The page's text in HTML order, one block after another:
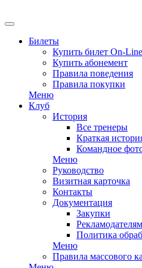
Билеты
Купить билет On-Line
Купить абонемент
Правила поведения
Правила покупки
Меню
Клуб
История
Все тренеры
Краткая
Командное
Меню
Руководство
Визитная карточка
Контакты
Документация
Закупки
Рекламодателям
Политика
Меню
Правила массового